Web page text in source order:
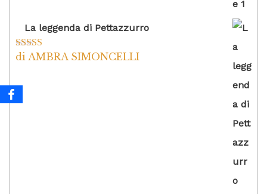
La leggenda di Pettazzurro
Valutato5su
di AMBRA SIMONCELLI